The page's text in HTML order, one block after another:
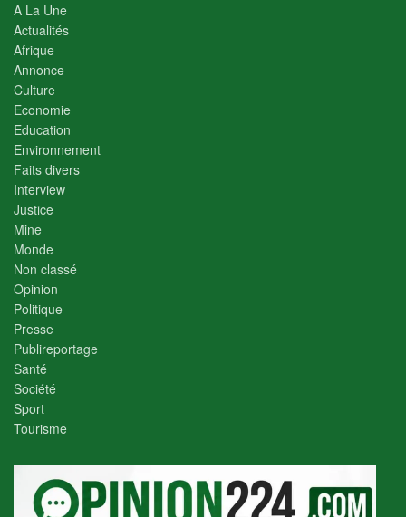
A La Une
Actualités
Afrique
Annonce
Culture
Economie
Education
Environnement
Faits divers
Interview
Justice
Mine
Monde
Non classé
Opinion
Politique
Presse
Publireportage
Santé
Société
Sport
Tourisme